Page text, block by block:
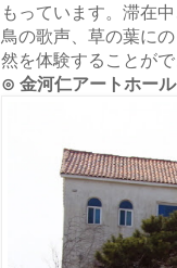
もっています。滞在
鳥の歌声、草の葉に
然を体験することがで
⊙ 金河仁アートホー